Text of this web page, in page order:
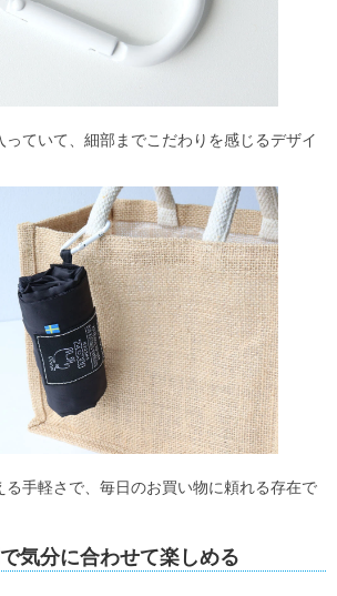
っていて、細部までこだわりを感じるデザイ
る手軽さで、毎日のお買い物に頼れる存在で
気分に合わせて楽しめる